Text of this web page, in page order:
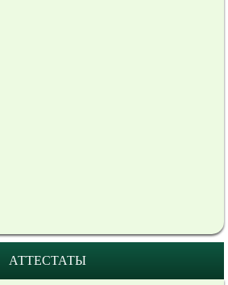
АТТЕСТАТЫ